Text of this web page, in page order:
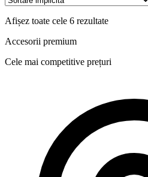
Afișez toate cele 6 rezultate
Accesorii premium
Cele mai competitive prețuri